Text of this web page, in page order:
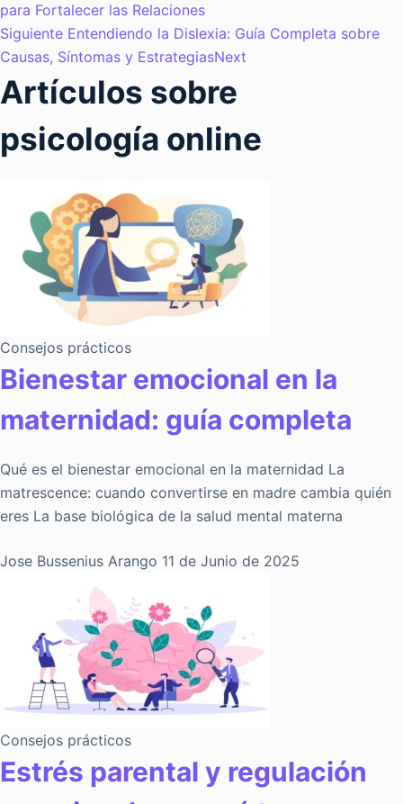
para Fortalecer las Relaciones
Siguiente Entendiendo la Dislexia: Guía Completa sobre
Causas, Síntomas y EstrategiasNext
Artículos sobre
psicología online
Consejos prácticos
Bienestar emocional en la
maternidad: guía completa
Qué es el bienestar emocional en la maternidad La
matrescence: cuando convertirse en madre cambia quién
eres La base biológica de la salud mental materna
Jose Bussenius Arango 11 de Junio de 2025
Consejos prácticos
Estrés parental y regulación